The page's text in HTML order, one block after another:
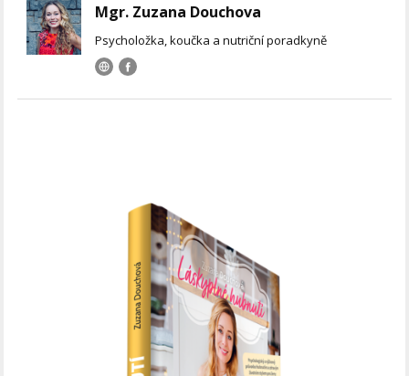
Mgr. Zuzana Douchova
Psycholožka, koučka a nutriční poradkyně